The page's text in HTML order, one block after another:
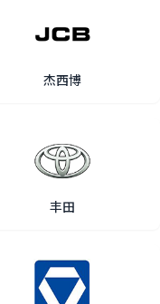
杰西博
丰田